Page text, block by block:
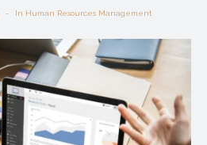
In Human Resources Management